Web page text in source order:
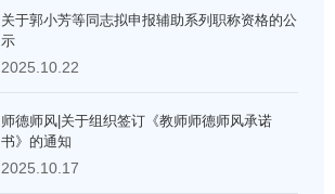
关于郭小芳等同志拟申报辅助系列职称资格的公
示
2025.10.22
师德师风|关于组织签订《教师师德师风承诺
书》的通知
2025.10.17